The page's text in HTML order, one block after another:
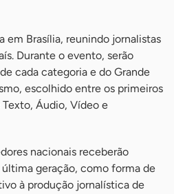
em Brasília, reunindo jornalistas
Durante o evento, serão
cada categoria e do Grande
escolhido entre os primeiros
Áudio, Vídeo e
nacionais receberão
geração, como forma de
à produção jornalística de